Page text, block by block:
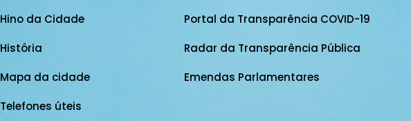
Hino da Cidade
História
Mapa da cidade
Telefones úteis
Portal da Transparência COVID-19
Radar da Transparência Pública
Emendas Parlamentares